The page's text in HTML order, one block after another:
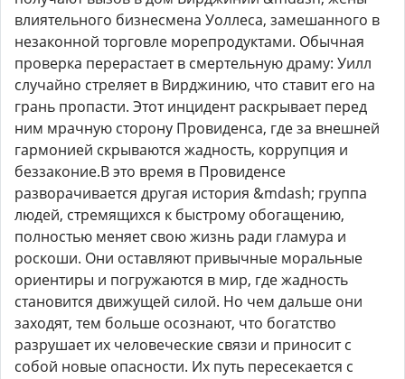
влиятельного бизнесмена Уоллеса, замешанного в
незаконной торговле морепродуктами. Обычная
проверка перерастает в смертельную драму: Уилл
случайно стреляет в Вирджинию, что ставит его на
грань пропасти. Этот инцидент раскрывает перед
ним мрачную сторону Провиденса, где за внешней
гармонией скрываются жадность, коррупция и
беззаконие.В это время в Провиденсе
разворачивается другая история &mdash; группа
людей, стремящихся к быстрому обогащению,
полностью меняет свою жизнь ради гламура и
роскоши. Они оставляют привычные моральные
ориентиры и погружаются в мир, где жадность
становится движущей силой. Но чем дальше они
заходят, тем больше осознают, что богатство
разрушает их человеческие связи и приносит с
собой новые опасности. Их путь пересекается с